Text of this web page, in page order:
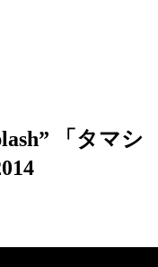
「タマシ